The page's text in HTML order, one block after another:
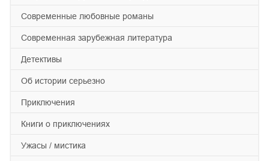
современные любовные романы
современная зарубежная литература
детективы
об истории серьезно
приключения
книги о приключениях
ужасы / мистика